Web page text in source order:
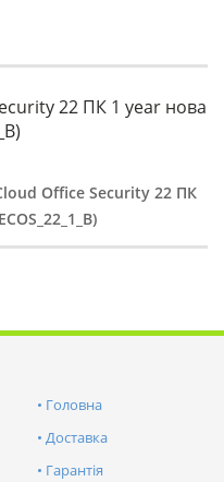
22 ПК 1 year нова
Office Security 22 ПК
Головна
Доставка
Гарантія